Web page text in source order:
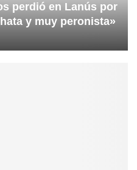
perdió en Lanús por
y muy peronista»